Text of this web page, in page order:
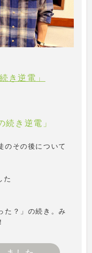
き逆電」
続き逆電」
のその後について
た
た？」の続き。み